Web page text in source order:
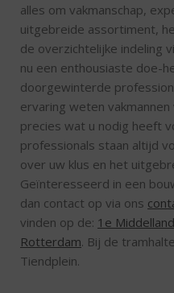
alles om vakmanschap,
uitgebreide assortiment,
de overzichtelijke indeling
nu een enthousiaste doe-
doorgewinterde
ervaring weten vakmannen
precies wat u nodig heeft
professionals staan altijd
over uw klus en het
Geïnteresseerd in een
dan contact op via ons
vinden op de: 1e
Rotterdam. Bij de
Tiendplein.